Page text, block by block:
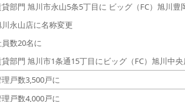
貸部門 旭川市永山5条5丁目に ビッグ（FC）旭川
川永山店に名称変更
数20名に
貸部門 旭川市1条通15丁目にビッグ（FC）旭川中
戸数3,500戸に
戸数4,000戸に